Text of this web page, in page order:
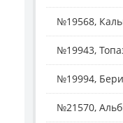
№19568,
№19943,
№19994,
№21570,